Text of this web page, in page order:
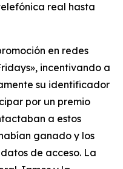
real hasta
en redes
incentivando a
su identificador
por un premio
a estos
ganado y los
de acceso. La